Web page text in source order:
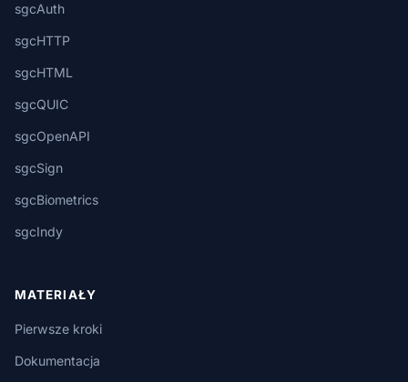
sgcAuth
sgcHTTP
sgcHTML
sgcQUIC
sgcOpenAPI
sgcSign
sgcBiometrics
sgcIndy
MATERIAŁY
Pierwsze kroki
Dokumentacja